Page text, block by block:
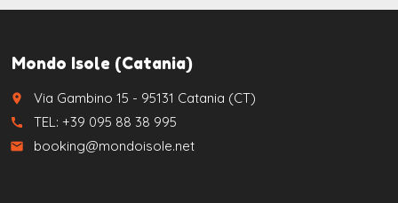
Mondo Isole (Catania)
place Via Gambino 15 - 95131 Catania (CT)
call TEL: +39 095 88 38 995
email booking@mondoisole.net